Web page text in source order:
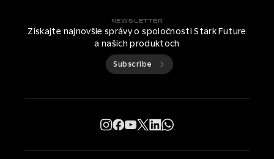
NEWSLETTER
Získajte najnovšie správy o spoločnosti Stark Future
a našich produktoch
Subscribe